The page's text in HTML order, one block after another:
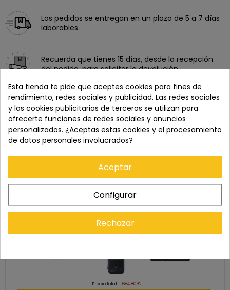
Los pedidos se entregan en un plazo de 5 a 7 días
laborables.
Recuerda que tienes 15 días, desde la recepción
del pedido, para solicitar la devolución.
Precio total: 684,80 €
Esta tienda te pide que aceptes cookies para fines de
rendimiento, redes sociales y publicidad. Las redes sociales
y las cookies publicitarias de terceros se utilizan para
ofrecerte funciones de redes sociales y anuncios
personalizados. ¿Aceptas estas cookies y el procesamiento
de datos personales involucrados?
Aceptar
Configurar
Rechazar